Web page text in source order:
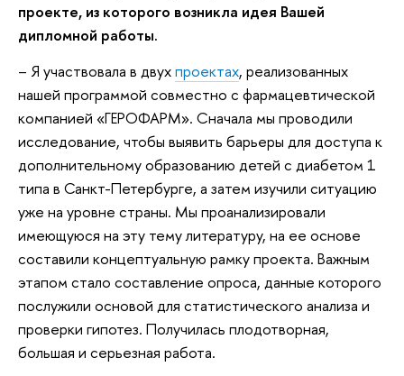
проекте, из которого возникла идея Вашей
дипломной работы.
– Я участвовала в двухпроектах, реализованных
нашей программой совместно с фармацевтической
компанией «ГЕРОФАРМ». Сначала мы проводили
исследование, чтобы выявить барьеры для доступа к
дополнительному образованию детей с диабетом 1
типа в Санкт-Петербурге, а затем изучили ситуацию
уже на уровне страны. Мы проанализировали
имеющуюся на эту тему литературу, на ее основе
составили концептуальную рамку проекта. Важным
этапом стало составление опроса, данные которого
послужили основой для статистического анализа и
проверки гипотез. Получилась плодотворная,
большая и серьезная работа.